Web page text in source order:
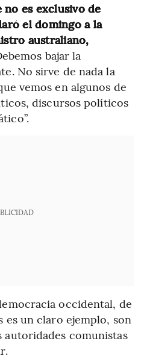
no es exclusivo de
el domingo a la
australiano,
bajar la
No sirve de nada la
vemos en algunos de
discursos políticos
occidental, de
es un claro ejemplo, son
autoridades comunistas